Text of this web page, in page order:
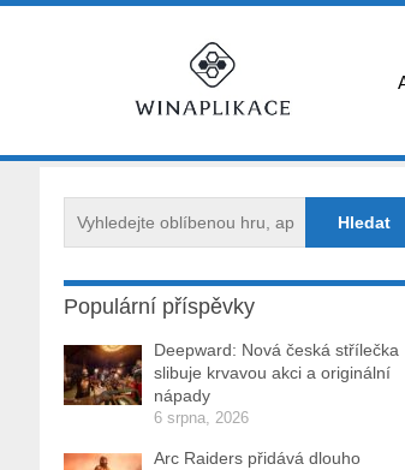
Populární příspěvky
Deepward: Nová česká střílečka
slibuje krvavou akci a originální
nápady
6 srpna, 2026
Arc Raiders přidává dlouho